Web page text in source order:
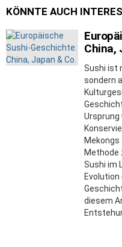
KÖNNTE AUCH
China,
Sushi ist
sondern
Ursprung
Mekongs
Methode
Sushi im
Evolution
diesem